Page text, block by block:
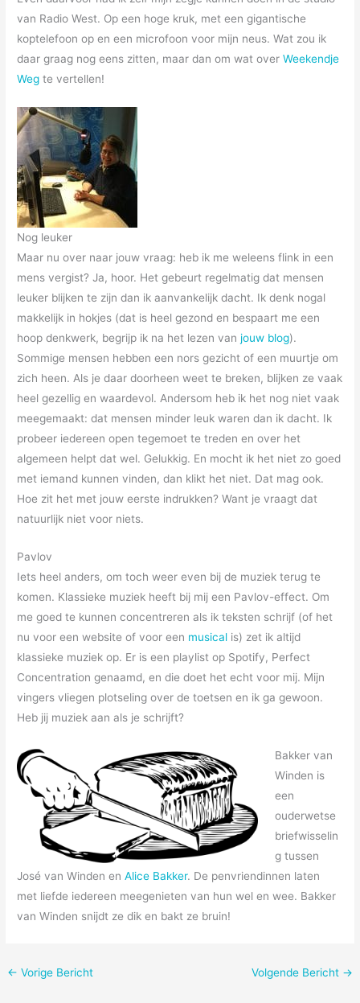
van Radio West. Op een hoge kruk, met een gigantische
koptelefoon op en een microfoon voor mijn neus. Wat zou ik
daar graag nog eens zitten, maar dan om wat overWeekendje
Weg te vertellen!
Nog leuker
Maar nu over naar jouw vraag: heb ik me weleens flink in een
mens vergist? Ja, hoor. Het gebeurt regelmatig dat mensen
leuker blijken te zijn dan ik aanvankelijk dacht. Ik denk nogal
makkelijk in hokjes (dat is heel gezond en bespaart me een
hoop denkwerk, begrijp ik na het lezen vanjouw blog).
Sommige mensen hebben een nors gezicht of een muurtje om
zich heen. Als je daar doorheen weet te breken, blijken ze vaak
heel gezellig en waardevol. Andersom heb ik het nog niet vaak
meegemaakt: dat mensen minder leuk waren dan ik dacht. Ik
probeer iedereen open tegemoet te treden en over het
algemeen helpt dat wel. Gelukkig. En mocht ik het niet zo goed
met iemand kunnen vinden, dan klikt het niet. Dat mag ook.
Hoe zit het met jouw eerste indrukken? Want je vraagt dat
natuurlijk niet voor niets.
Pavlov
Iets heel anders, om toch weer even bij de muziek terug te
komen. Klassieke muziek heeft bij mij een Pavlov-effect. Om
me goed te kunnen concentreren als ik teksten schrijf (of het
nu voor een website of voor een musical is) zet ik altijd
klassieke muziek op. Er is een playlist op Spotify, Perfect
Concentration genaamd, en die doet het echt voor mij. Mijn
vingers vliegen plotseling over de toetsen en ik ga gewoon.
Heb jij muziek aan als je schrijft?
Bakker van
Winden is
een
ouderwetse
briefwisselin
g tussen
José van Winden enAlice Bakker. De penvriendinnen laten
met liefde iedereen meegenieten van hun wel en wee. Bakker
van Winden snijdt ze dik en bakt ze bruin!
← Vorige Bericht Volgende Bericht →